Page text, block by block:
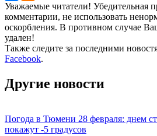
Уважаемые читатели! Убедительная
комментарии, не использовать
оскорбления. В противном случае
удален!
Также следите за последними
Facebook.
Другие новости
Погода в Тюмени 28 февраля: днем
покажут -5 градусов